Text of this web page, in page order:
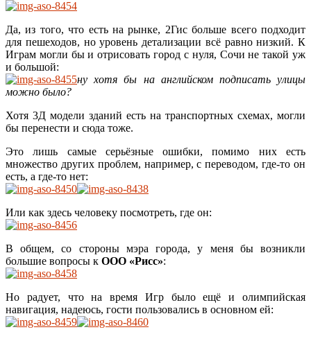
Да, из того, что есть на рынке, 2Гис больше всего подходит
для пешеходов, но уровень детализации всё равно низкий. К
Играм могли бы и отрисовать город с нуля, Сочи не такой уж
и большой:
ну хотя бы на английском подписать улицы
можно было?
Хотя 3Д модели зданий есть на транспортных схемах, могли
бы перенести и сюда тоже.
Это лишь самые серьёзные ошибки, помимо них есть
множество других проблем, например, с переводом, где-то он
есть, а где-то нет:
Или как здесь человеку посмотреть, где он:
В общем, со стороны мэра города, у меня бы возникли
большие вопросы к ООО «Рисс»:
Но радует, что на время Игр было ещё и олимпийская
навигация, надеюсь, гости пользовались в основном ей: